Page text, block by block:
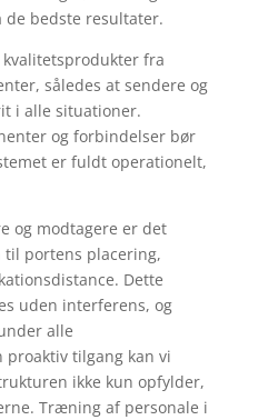
de bedste resultater.
fra
således at sendere og
i alle situationer.
og forbindelser bør
er fuldt operationelt,
og modtagere er det
til portens placering,
Dette
uden interferens, og
alle
tilgang kan vi
ikke kun opfylder,
Træning af personale i